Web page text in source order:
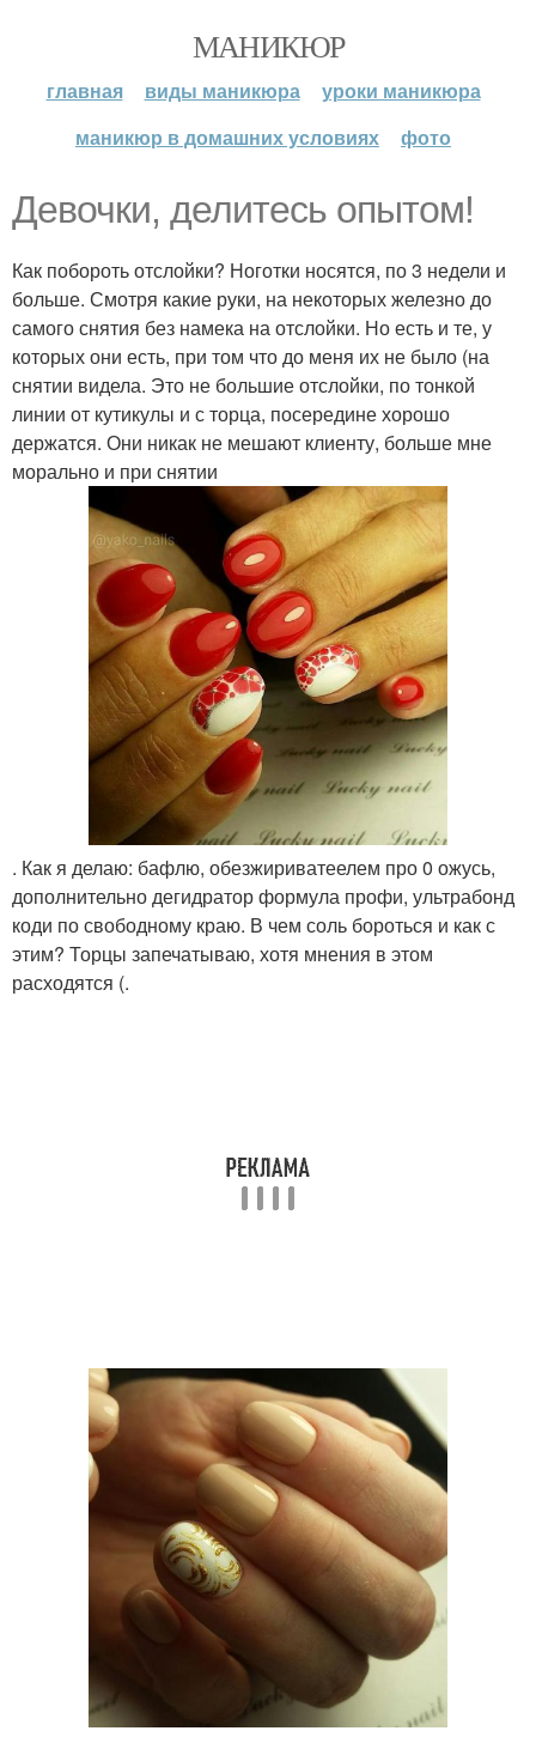
МАНИКЮР
главная виды маникюра
уроки маникюра
маникюр в домашних условиях
фото
Девочки, делитесь опытом!
Как побороть отслойки? Ноготки носятся, по 3 недели и
больше. Смотря какие руки, на некоторых железно до
самого снятия без намека на отслойки. Но есть и те, у
которых они есть, при том что до меня их не было (на
снятии видела. Это не большие отслойки, по тонкой
линии от кутикулы и с торца, посередине хорошо
держатся. Они никак не мешают клиенту, больше мне
морально и при снятии
. Как я делаю: бафлю, обезжириватеелем про 0 ожусь,
дополнительно дегидратор формула профи, ультрабонд
коди по свободному краю. В чем соль бороться и как с
этим? Торцы запечатываю, хотя мнения в этом
расходятся (.